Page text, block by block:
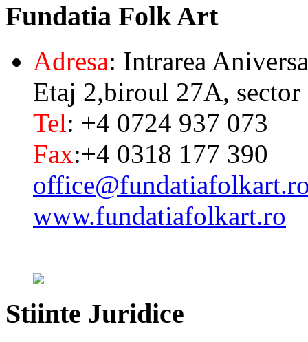
Fundatia Folk Art
Adresa: Intrarea
Etaj 2,biroul 27A, sector
Tel: +4 0724 937 073
Fax:+4 0318 177 390
www.fundatiafolkart.ro
Stiinte Juridice